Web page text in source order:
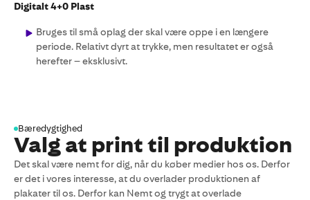
Digitalt 4+0 Plast
Bruges til små oplag der skal være oppe i en længere
periode. Relativt dyrt at trykke, men resultatet er også
herefter – eksklusivt.
Bæredygtighed
Valg at print til produktion
Det skal være nemt for dig, når du køber medier hos os. Derfor
er det i vores interesse, at du overlader produktionen af
plakater til os. Derfor kan Nemt og trygt at overlade